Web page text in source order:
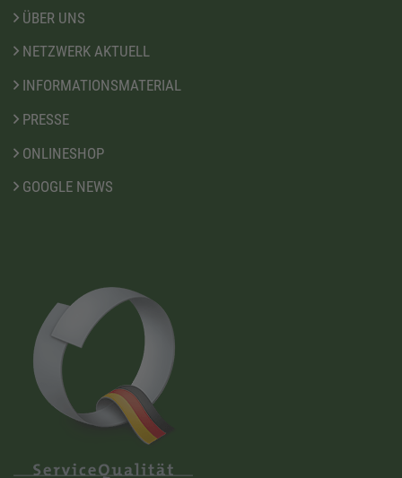
ÜBER UNS
NETZWERK AKTUELL
INFORMATIONSMATERIAL
PRESSE
ONLINESHOP
GOOGLE NEWS